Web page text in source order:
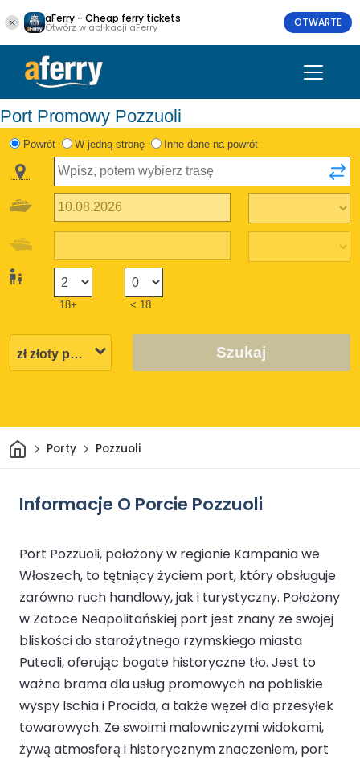
aFerry - Cheap ferry tickets
Otwórz w aplikacji aFerry OTWARTE
Port Promowy Pozzuoli
Powrót W jedną stronę Inne dane na powrót
18+ < 18
Szukaj
DomPorty Pozzuoli
Informacje O Porcie Pozzuoli
Port Pozzuoli, położony w regionie Kampania we
Włoszech, to tętniący życiem port, który obsługuje
zarówno ruch handlowy, jak i turystyczny. Położony
w Zatoce Neapolitańskiej port jest znany ze swojej
bliskości do starożytnego rzymskiego miasta
Puteoli, oferując bogate historyczne tło. Jest to
ważna brama dla usług promowych na pobliskie
wyspy Ischia i Procida, a także węzeł dla przesyłek
towarowych. Ze swoimi malowniczymi widokami,
żywą atmosferą i historycznym znaczeniem, port